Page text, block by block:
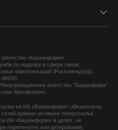
«Башинформ»
по надзору в сфере связи,
коммуникаций (Роскомнадзор),
88040
агентство "Башинформ"
Михайлович
на ИА «Башинформ» обязательна.
прямая активная гиперссылка
ИА «Башинформ» в целях, не
перепечатке или цитировании,